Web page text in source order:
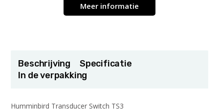
Meer informatie
Beschrijving
Specificatie
In de verpakking
Humminbird Transducer Switch TS3